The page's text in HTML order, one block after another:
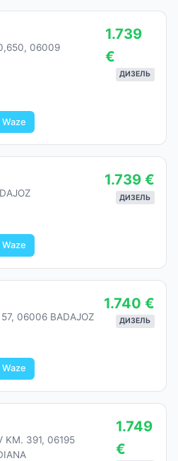
06009
1.739
€
ДИЗЕЛЬ
Waze
1.739 €
ДИЗЕЛЬ
Waze
57, 06006 BADAJOZ
1.740 €
ДИЗЕЛЬ
Waze
KM. 391, 06195
1.749
€